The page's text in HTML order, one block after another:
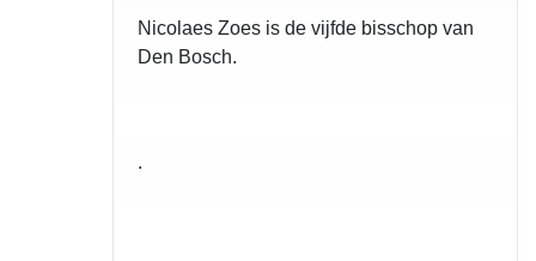
Nicolaes Zoes is de vijfde bisschop van
Den Bosch.
.